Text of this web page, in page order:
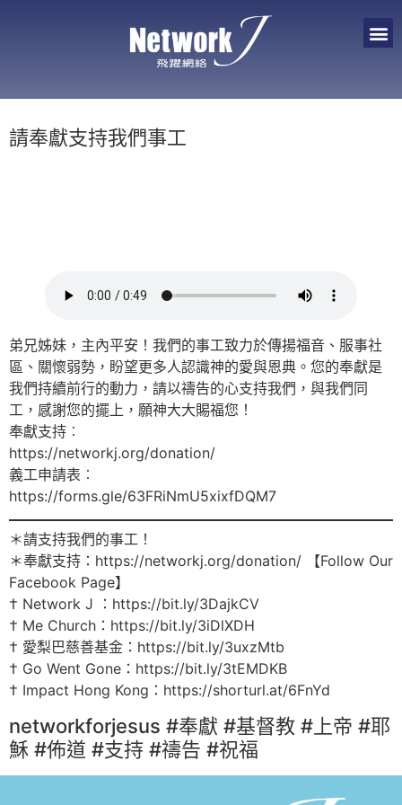
請奉獻支持我們事工
弟兄姊妹，主內平安！我們的事工致力於傳揚福音、服事社
區、關懷弱勢，盼望更多人認識神的愛與恩典。您的奉獻是
我們持續前行的動力，請以禱告的心支持我們，與我們同
工，感謝您的擺上，願神大大賜福您！
奉獻支持︰
https://networkj.org/donation/
義工申請表︰
https://forms.gle/63FRiNmU5xixfDQM7
＊請支持我們的事工！
＊奉獻支持：https://networkj.org/donation/ 【Follow Our
Facebook Page】
† Network J ：https://bit.ly/3DajkCV
† Me Church：https://bit.ly/3iDlXDH
† 愛梨巴慈善基金：https://bit.ly/3uxzMtb
† Go Went Gone：https://bit.ly/3tEMDKB
† Impact Hong Kong：https://shorturl.at/6FnYd
networkforjesus #奉獻 #基督教 #上帝 #耶
穌 #佈道 #支持 #禱告 #祝福